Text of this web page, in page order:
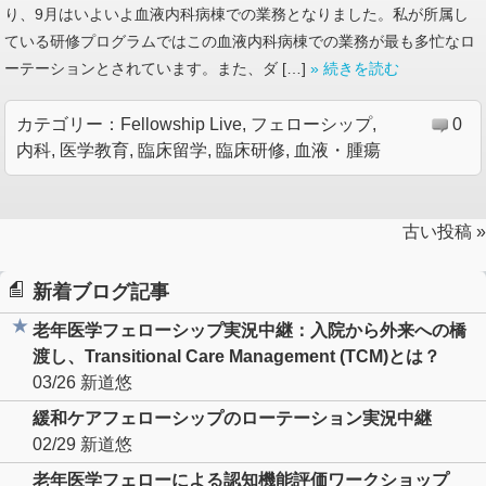
り、9月はいよいよ血液内科病棟での業務となりました。私が所属し
ている研修プログラムではこの血液内科病棟での業務が最も多忙なロ
ーテーションとされています。また、ダ […] » 続きを読む
カテゴリー： Fellowship Live, フェローシップ,
内科, 医学教育, 臨床留学, 臨床研修, 血液・腫瘍
0
古い投稿 »
新着ブログ記事
老年医学フェローシップ実況中継：入院から外来への橋
渡し、Transitional Care Management (TCM)とは？
03/26 新道悠
緩和ケアフェローシップのローテーション実況中継
02/29 新道悠
老年医学フェローによる認知機能評価ワークショップ